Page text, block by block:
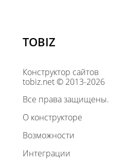
TOBIZ
Конструктор сайтов
tobiz.net © 2013-2026
Все права защищены.
О конструкторе
Возможности
Интеграции